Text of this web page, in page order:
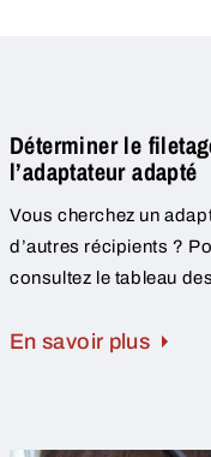
Déterminer le
l’adaptateur adapté
Vous cherchez un
d’autres récipients ?
consultez le tableau
En savoir plus